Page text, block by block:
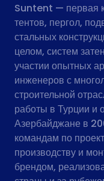
Suntent — первая
тентов, пергол,
стальных
целом, систем
участии опытных
инженеров с
строительной
работы в Турции и
Азербайджане в
командам по
производству и
брендом,